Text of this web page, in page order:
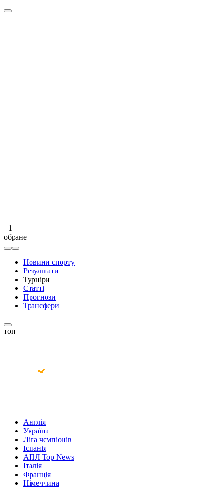
+1
обране
Новини спорту
Результати
Турніри
Статті
Прогнози
Трансфери
топ
Англія
Україна
Ліга чемпіонів
Іспанія
АПЛ Top News
Італія
Франція
Німеччина